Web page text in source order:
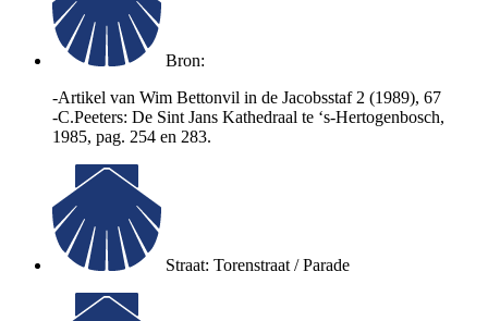
Bron:
-Artikel van Wim Bettonvil in de Jacobsstaf 2 (1989), 67
-C.Peeters: De Sint Jans Kathedraal te ‘s-Hertogenbosch,
1985, pag. 254 en 283.
Straat: Torenstraat / Parade